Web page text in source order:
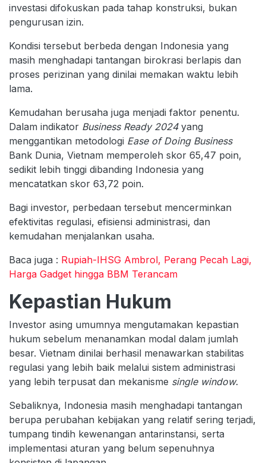
investasi difokuskan pada tahap konstruksi, bukan
pengurusan izin.
Kondisi tersebut berbeda dengan Indonesia yang
masih menghadapi tantangan birokrasi berlapis dan
proses perizinan yang dinilai memakan waktu lebih
lama.
Kemudahan berusaha juga menjadi faktor penentu.
Dalam indikator Business Ready 2024yang
menggantikan metodologi Ease of Doing Business
Bank Dunia, Vietnam memperoleh skor 65,47 poin,
sedikit lebih tinggi dibanding Indonesia yang
mencatatkan skor 63,72 poin.
Bagi investor, perbedaan tersebut mencerminkan
efektivitas regulasi, efisiensi administrasi, dan
kemudahan menjalankan usaha.
Baca juga : Rupiah-IHSG Ambrol, Perang Pecah Lagi,
Harga Gadget hingga BBM Terancam
Kepastian Hukum
Investor asing umumnya mengutamakan kepastian
hukum sebelum menanamkan modal dalam jumlah
besar. Vietnam dinilai berhasil menawarkan stabilitas
regulasi yang lebih baik melalui sistem administrasi
yang lebih terpusat dan mekanisme single window.
Sebaliknya, Indonesia masih menghadapi tantangan
berupa perubahan kebijakan yang relatif sering terjadi,
tumpang tindih kewenangan antarinstansi, serta
implementasi aturan yang belum sepenuhnya